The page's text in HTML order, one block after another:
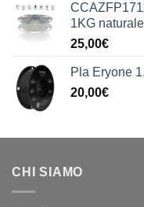
1KG
25,00€
Pla Eryone
20,00€
CHI SIAMO